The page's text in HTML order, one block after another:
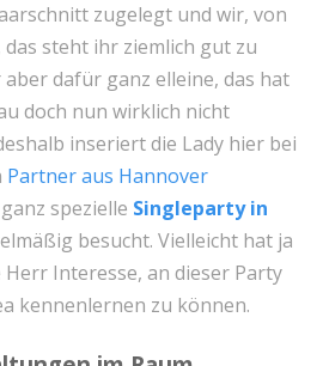
zugelegt und wir, von
steht ihr ziemlich gut zu
aber dafür ganz elleine, das hat
doch nun wirklich nicht
inseriert die Lady hier bei
Partner aus Hannover
spezielle Singleparty in
besucht. Vielleicht hat ja
Interesse, an dieser Party
kennenlernen zu können.